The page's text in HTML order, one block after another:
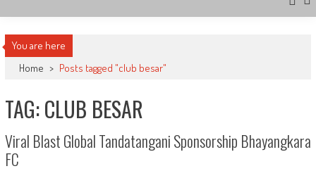
You are here
Home > Posts tagged "club besar"
TAG: CLUB BESAR
Viral Blast Global Tandatangani Sponsorship Bhayangkara
FC